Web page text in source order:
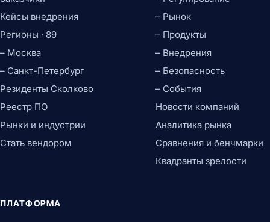
Кейсы внедрения
Регионы · 89
– Москва
– Санкт-Петербург
Резиденты Сколково
Реестр ПО
Рынки и индустрии
Стать вендором
– Рынок
– Продукты
– Внедрения
– Безопасность
– События
Новости компаний
Аналитика рынка
Сравнения и бенчмарки
Квадранты зрелости
ПЛАТФОРМА